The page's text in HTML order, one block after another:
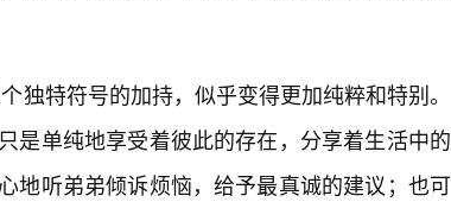
独特符号的加持，似乎变得更加纯粹和特别。
是单纯地享受着彼此的存在，分享着生活中的
地听弟弟倾诉烦恼，给予最真诚的建议；也可